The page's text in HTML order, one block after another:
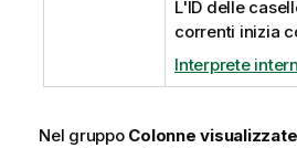
L'ID delle
correnti inizia
Interprete
Nel gruppo Colonne visualizzate